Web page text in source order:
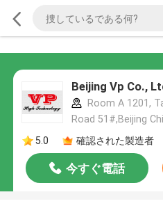
Beijing Vp Co.,
Room A 1201,
Road 51#,Beijing
5.0
確認された製造者
今すぐ電話